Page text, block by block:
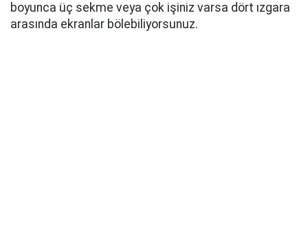
boyunca üç sekme veya çok işiniz varsa dört ızgara
arasında ekranlar bölebiliyorsunuz.